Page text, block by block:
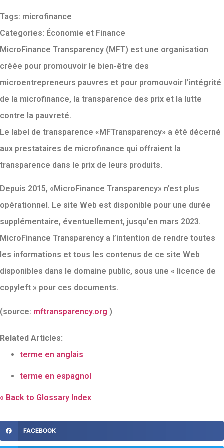
Tags: microfinance
Categories: Économie et Finance
MicroFinance Transparency (MFT) est une organisation
créée pour promouvoir le bien-être des
microentrepreneurs pauvres et pour promouvoir l’intégrité
de la microfinance, la transparence des prix et la lutte
contre la pauvreté.
Le label de transparence «MFTransparency» a été décerné
aux prestataires de microfinance qui offraient la
transparence dans le prix de leurs produits.
Depuis 2015, «MicroFinance Transparency» n’est plus
opérationnel. Le site Web est disponible pour une durée
supplémentaire, éventuellement, jusqu’en mars 2023.
MicroFinance Transparency a l’intention de rendre toutes
les informations et tous les contenus de ce site Web
disponibles dans le domaine public, sous une « licence de
copyleft » pour ces documents.
(source: mftransparency.org )
Related Articles:
terme en anglais
terme en espagnol
« Back to Glossary Index
FACEBOOK